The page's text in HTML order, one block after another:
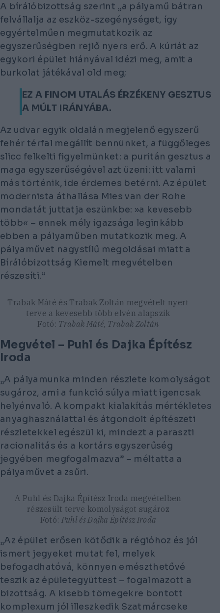
A bírálóbizottság szerint „a pályamű bátran
felvállalja az eszköz-szegénységet, így
egyértelműen megmutatkozik az
egyszerűségben rejlő nyers erő. A kúriát az
egykori épület hiányával idézi meg, amit a
burkolat játékával old meg;
EZ A FINOM UTALÁS ÉRZÉKENY GESZTUS
A MÚLT IRÁNYÁBA.
Az udvar egyik oldalán megjelenő egyszerű
fehér térfal megállít bennünket, a függőleges
slicc felkelti figyelmünket: a puritán gesztus a
maga egyszerűségével azt üzeni: itt valami
más történik, ide érdemes betérni. Az épület
modernista áthallása Mies van der Rohe
mondatát juttatja eszünkbe: »a kevesebb
több« – ennek mély igazsága leginkább
ebben a pályaműben mutatkozik meg. A
pályaművet nagystílű megoldásai miatt a
Bírálóbizottság Kiemelt megvételben
részesíti.”
Trabak Máté és Trabak Zoltán megvételt nyert
terve a kevesebb több elvén alapszik
Fotó: Trabak Máté, Trabak Zoltán
Megvétel – Puhl és Dajka Építész
Iroda
„A pályamunka minden részlete komolyságot
sugároz, ami a funkció súlya miatt igencsak
helyénvaló. A kompakt kialakítás mértékletes
anyaghasználattal és átgondolt építészeti
részletekkel egészül ki, mindezt a paraszti
racionalitás és a kortárs egyszerűség
jegyében megfogalmazva” – méltatta a
pályaművet a zsűri.
A Puhl és Dajka Építész Iroda megvételben
részesült terve komolyságot sugároz
Fotó: Puhl és Dajka Építész Iroda
„Az épület erősen kötődik a régióhoz és jól
ismert jegyeket mutat fel, melyek
befogadhatóvá, könnyen emészthetővé
teszik az épületegyüttest – fogalmazott a
bizottság. A kisebb tömegekre bontott
komplexum jól illeszkedik Szatmárcseke